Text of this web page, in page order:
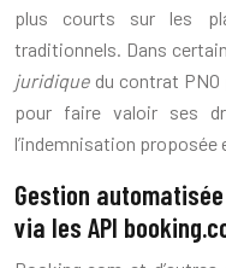
plus courts sur les
traditionnels. Dans
juridique du contrat
pour faire valoir ses
l’indemnisation
Gestion
via les API